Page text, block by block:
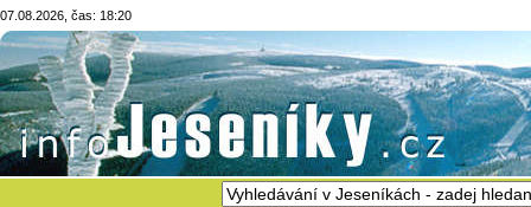
07.08.2026, čas: 18:20